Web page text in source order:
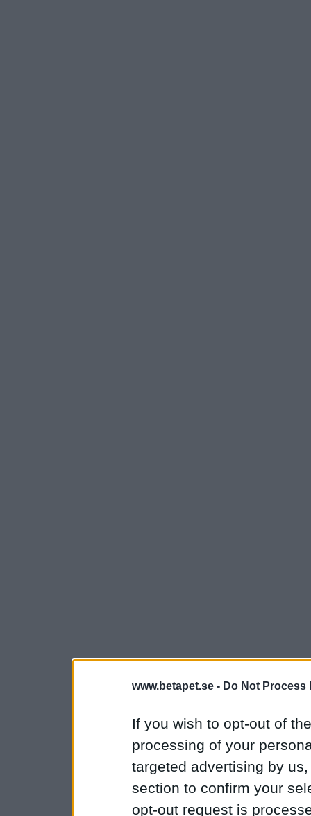
www.betapet.se - Do Not Process
If you wish to opt-out of
processing of your
targeted advertising by
section to confirm your
opt-out request is